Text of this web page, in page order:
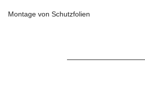
Montage von Schutzfolien